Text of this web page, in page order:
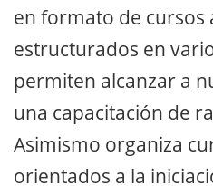
en formato de cursos
estructurados en
permiten alcanzar a
una capacitación de
Asimismo organiza
orientados a la